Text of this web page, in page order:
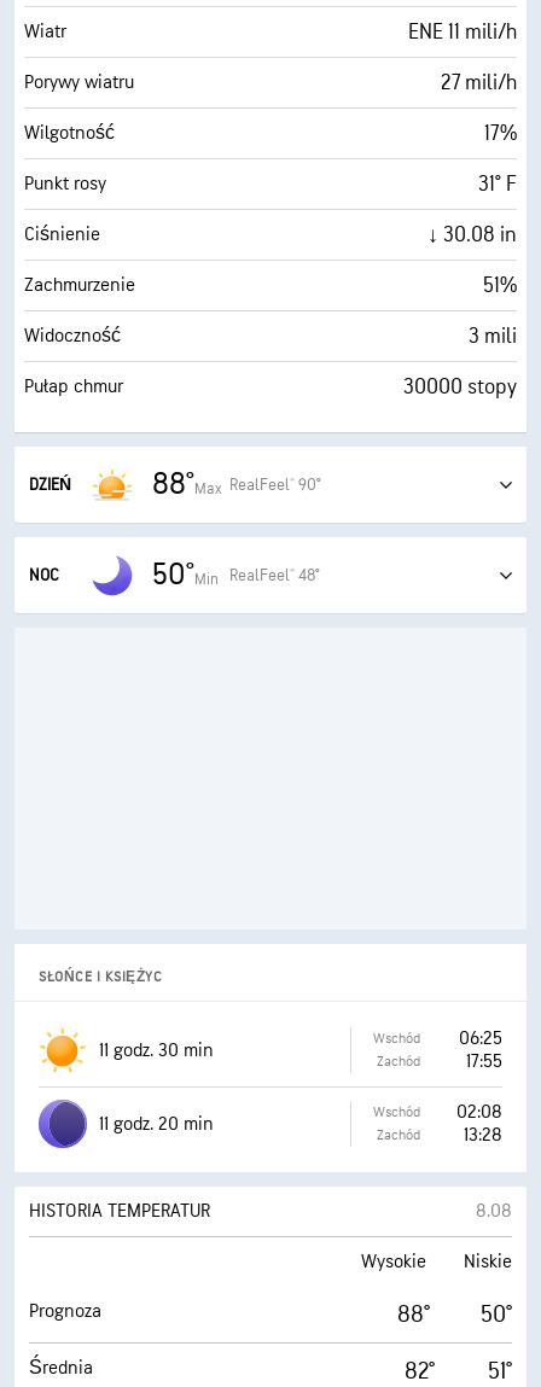
Wiatr ENE 11 mili/h
Porywy wiatru 27 mili/h
Wilgotność 17%
Punkt rosy 31° F
Ciśnienie ↓ 30.08 in
Zachmurzenie 51%
Widoczność 3 mili
Pułap chmur 30000 stopy
DZIEŃ 88°Max RealFeel® 90°
Zamglenia
RealFeel®
90°
Opady 0.00 cala
Zachmurzenie 0%
RANO
NOC 50°Min RealFeel® 48°
Zachmurzenie 0%
WIECZÓR
NOC
SŁOŃCE I KSIĘŻYC
11 godz. 30 min Wschód 06:25
Zachód 17:55
11 godz. 20 min Wschód 02:08
Zachód 13:28
HISTORIA TEMPERATUR 8.08
Wysokie Niskie
Prognoza 88° 50°
Średnia 82° 51°